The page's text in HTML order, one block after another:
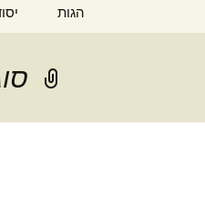
הגות